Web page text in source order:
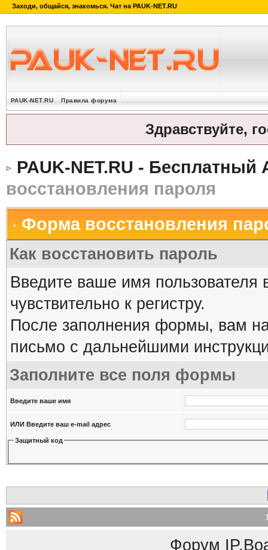
PAUK-NET.RU Правила форума
Здравствуйте,
PAUK-NET.RU -
восстановления пароля
Форма восстановления
Как восстановить пароль
Введите ваше имя
чувствительно к регистру.
После заполнения формы, вам на
письмо с дальнейшими
Заполните все поля формы
Введите ваше имя
ИЛИ Введите ваш e-mail адрес
Защитный код
Форум